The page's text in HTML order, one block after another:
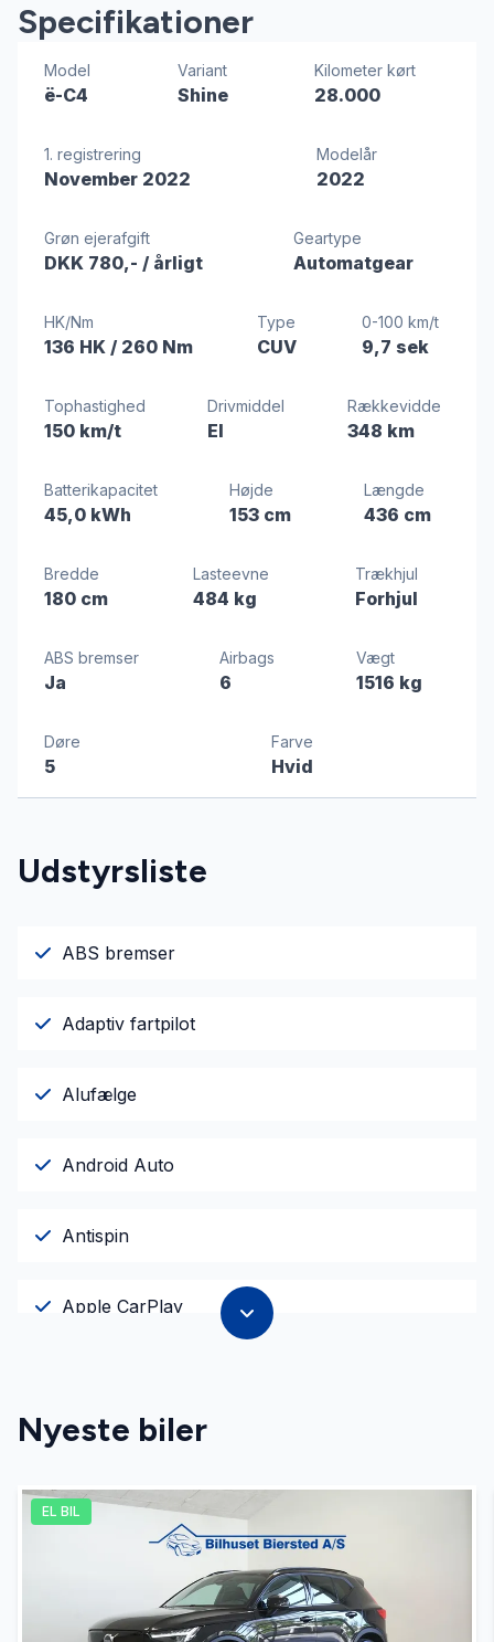
Specifikationer
Model
ë-C4
Variant
Shine
Kilometer kørt
28.000
1. registrering
November 2022
Modelår
2022
Grøn ejerafgift
DKK 780,- / årligt
Geartype
Automatgear
HK/Nm
136 HK / 260 Nm
Type
CUV
0-100 km/t
9,7 sek
Tophastighed
150 km/t
Drivmiddel
El
Rækkevidde
348 km
Batterikapacitet
45,0 kWh
Højde
153 cm
Længde
436 cm
Bredde
180 cm
Lasteevne
484 kg
Trækhjul
Forhjul
ABS bremser
Ja
Airbags
6
Vægt
1516 kg
Døre
5
Farve
Hvid
Udstyrsliste
ABS bremser
Adaptiv fartpilot
Alufælge
Android Auto
Antispin
Apple CarPlay
Automatgear
Automatisk fjernlys
Automatisk lys
Nyeste biler
EL BIL